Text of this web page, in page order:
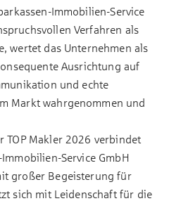
Immobilien-Service
Verfahren als
wertet das Unternehmen als
Ausrichtung auf
und echte
Markt wahrgenommen und
TOP Makler 2026 verbindet
Immobilien-Service GmbH
großer Begeisterung für
sich mit Leidenschaft für die